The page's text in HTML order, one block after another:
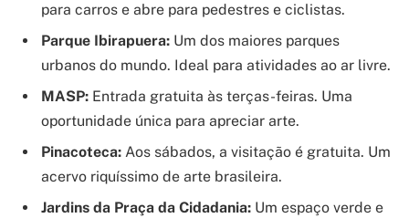
para carros e abre para pedestres e ciclistas.
Parque Ibirapuera: Um dos maiores parques
urbanos do mundo. Ideal para atividades ao ar livre.
MASP: Entrada gratuita às terças-feiras. Uma
oportunidade única para apreciar arte.
Pinacoteca: Aos sábados, a visitação é gratuita. Um
acervo riquíssimo de arte brasileira.
Jardins da Praça da Cidadania: Um espaço verde e